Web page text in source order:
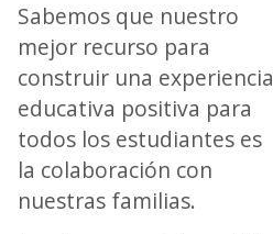
Sabemos que nuestro
mejor recurso para
construir una experiencia
educativa positiva para
todos los estudiantes es
la colaboración con
nuestras familias.